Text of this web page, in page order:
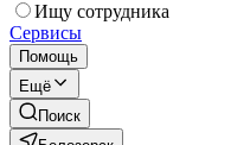
Ищу сотрудника
Сервисы
Помощь
Ещё
Поиск